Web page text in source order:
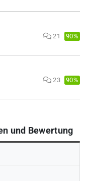
21 90%
23 90%
und Bewertung